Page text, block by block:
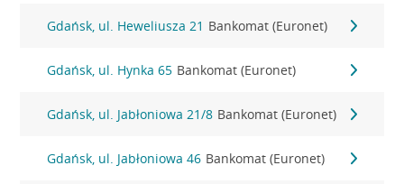
Gdańsk, ul. Heweliusza 21 Bankomat (Euronet)
Gdańsk, ul. Hynka 65 Bankomat (Euronet)
Gdańsk, ul. Jabłoniowa 21/8 Bankomat (Euronet)
Gdańsk, ul. Jabłoniowa 46 Bankomat (Euronet)